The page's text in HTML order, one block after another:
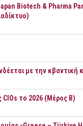
Biotech & Pharma
με την κβαντική
CIOs το 2026 (Μέρος Β)